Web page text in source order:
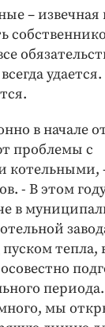
–
в начале
проблемы с
котельными, -
- В этом
в
тепла,
мы